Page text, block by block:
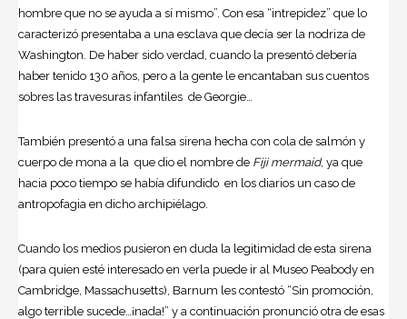
hombre que no se ayuda a sí mismo”. Con esa “intrepidez” que lo
caracterizó presentaba a una esclava que decía ser la nodriza de
Washington. De haber sido verdad, cuando la presentó debería
haber tenido 130 años, pero a la gente le encantaban sus cuentos
sobres las travesuras infantiles de Georgie…
También presentó a una falsa sirena hecha con cola de salmón y
cuerpo de mona a la que dio el nombre de Fiji mermaid, ya que
hacia poco tiempo se había difundido en los diarios un caso de
antropofagia en dicho archipiélago.
Cuando los medios pusieron en duda la legitimidad de esta sirena
(para quien esté interesado en verla puede ir al Museo Peabody en
Cambridge, Massachusetts), Barnum les contestó “Sin promoción,
algo terrible sucede…¡nada!” y a continuación pronunció otra de esas